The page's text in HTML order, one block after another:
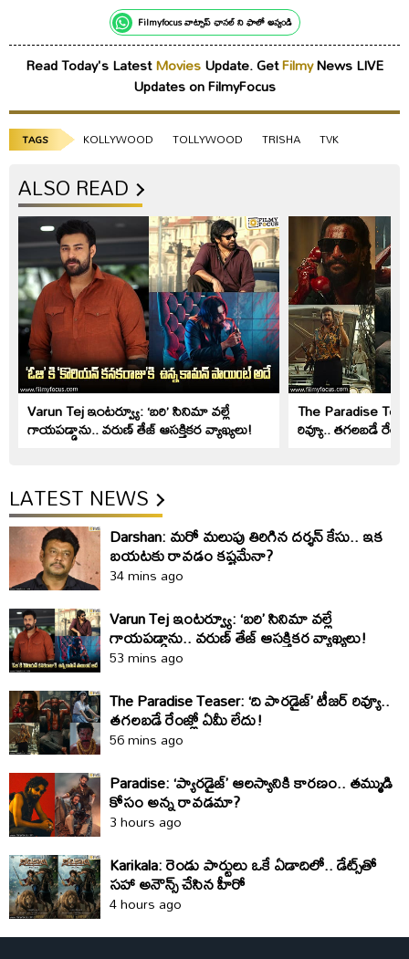
Filmyfocus వాట్సాప్ ఛానల్ ని ఫాలో అవ్వండి
Read Today's LatestMoviesUpdate. GetFilmyNews LIVE
Updates on FilmyFocus
TAGS KOLLYWOOD TOLLYWOOD TRISHA TVK
ALSO READ
Varun Tej ఇంటర్వ్యూ: ‘బరి’ సినిమా వల్లే
గాయపడ్డాను.. వరుణ్ తేజ్ ఆసక్తికర వ్యాఖ్యలు!
The Paradise
రివ్యూ.. తగలబడే
LATEST NEWS
Darshan: మరో మలుపు తిరిగిన దర్శన్‌ కేసు.. ఇక
బయటకు రావడం కష్టమేనా?
34 mins ago
Varun Tej ఇంటర్వ్యూ: ‘బరి’ సినిమా వల్లే
గాయపడ్డాను.. వరుణ్ తేజ్ ఆసక్తికర వ్యాఖ్యలు!
53 mins ago
The Paradise Teaser: ‘ది పారడైజ్’ టీజర్ రివ్యూ..
తగలబడే రేంజ్లో ఏమీ లేదు!
56 mins ago
Paradise: ‘ప్యారడైజ్‌’ ఆలస్యానికి కారణం.. తమ్ముడి
కోసం అన్న రావడమా?
3 hours ago
Karikala: రెండు పార్టులు ఒకే ఏడాదిలో.. డేట్స్‌తో
సహా అనౌన్స్‌ చేసిన హీరో
4 hours ago